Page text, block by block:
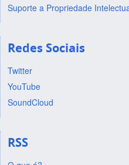
Suporte a Propriedade
Redes Sociais
Twitter
YouTube
SoundCloud
RSS